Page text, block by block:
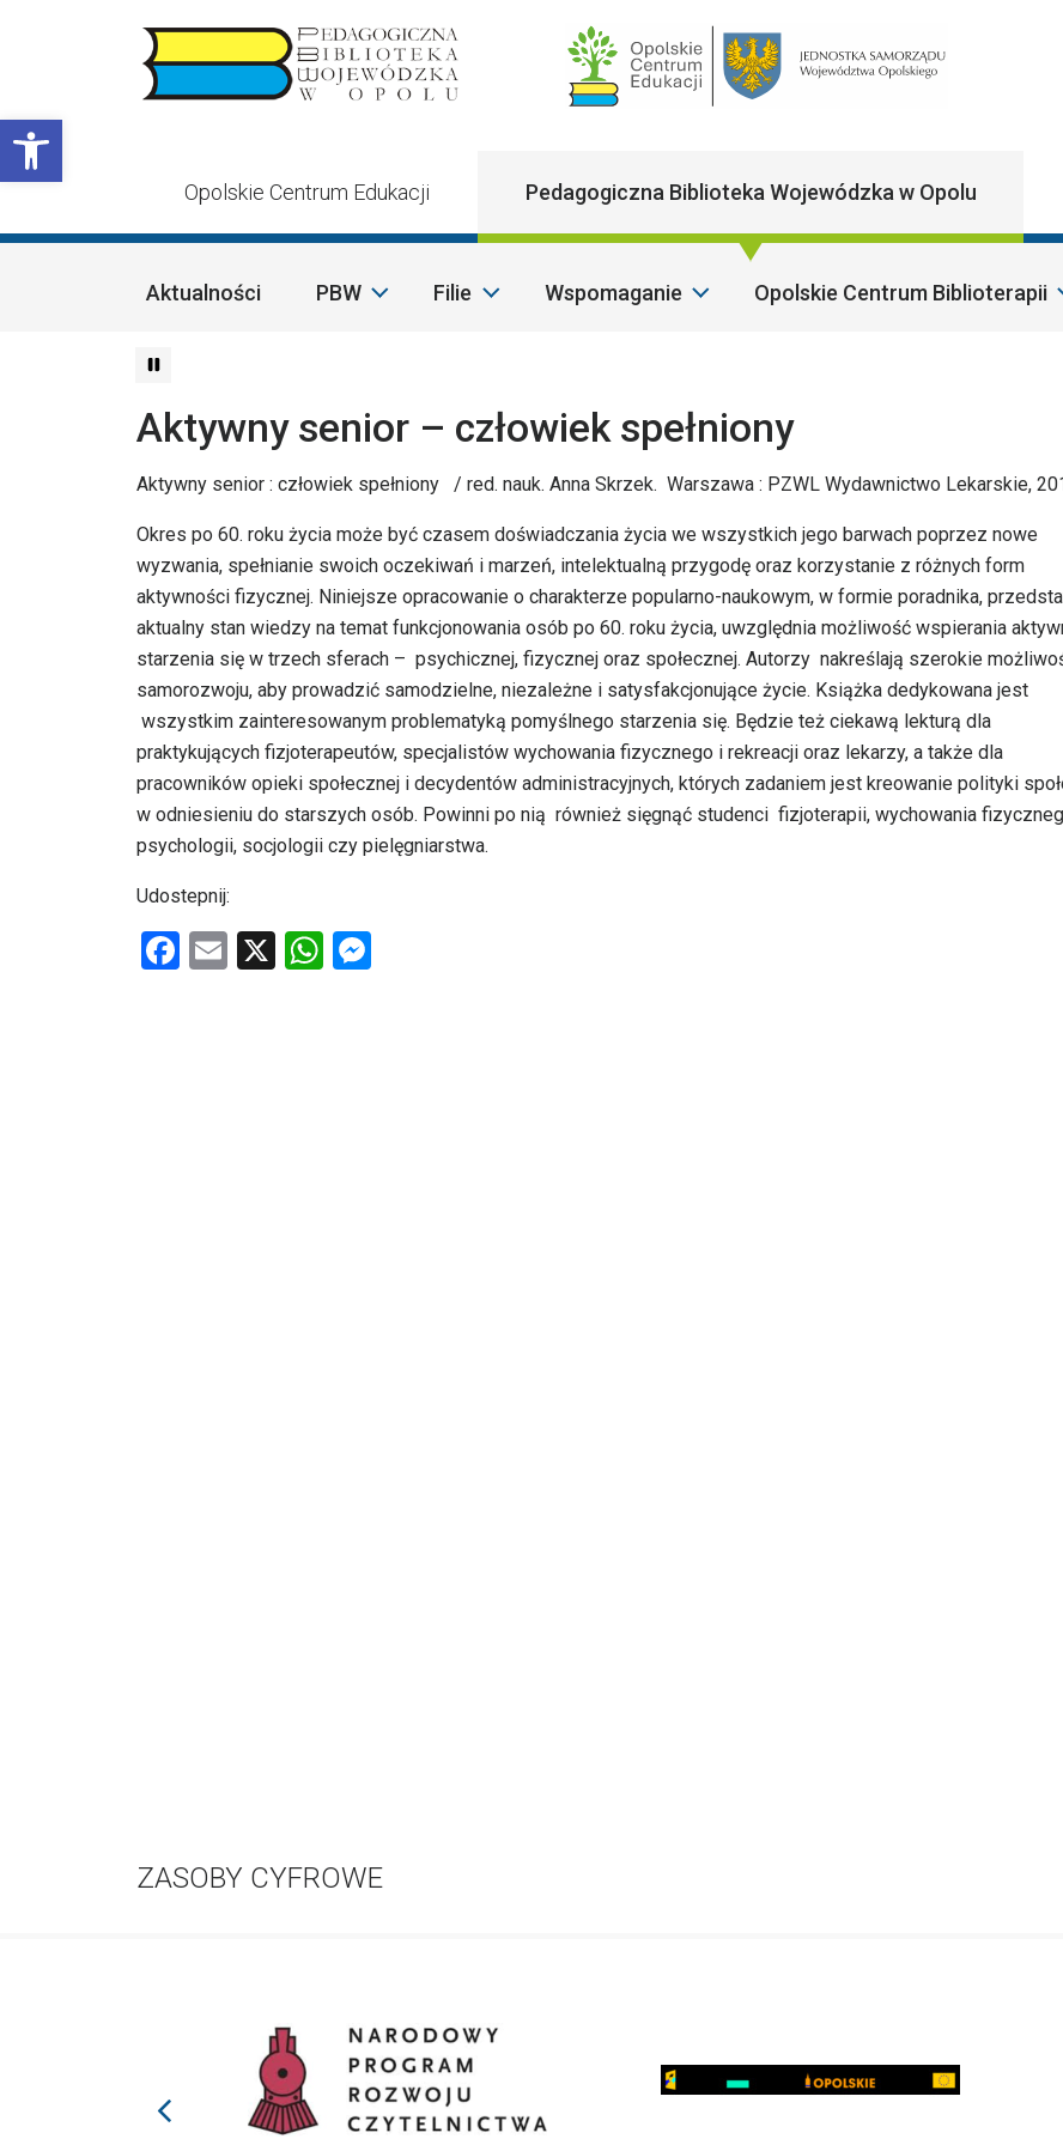
Otwórz pasek narzędzi
Main
Opolskie Centrum Edukacji Pedagogiczna Biblioteka Wojewódzka w Opolu
Aktualności PBW Filie Wspomaganie Opolskie Centrum Biblioterapii
Aktywny senior – człowiek spełniony
Aktywny senior : człowiek spełniony / red. nauk. Anna Skrzek. Warszawa : PZWL Wydawnictwo Lekarskie,
Okres po 60. roku życia może być czasem doświadczania życia we wszystkich jego barwach poprzez nowe
wyzwania, spełnianie swoich oczekiwań i marzeń, intelektualną przygodę oraz korzystanie z różnych form
aktywności fizycznej. Niniejsze opracowanie o charakterze popularno-naukowym, w formie poradnika,
aktualny stan wiedzy na temat funkcjonowania osób po 60. roku życia, uwzględnia możliwość wspierania
starzenia się w trzech sferach – psychicznej, fizycznej oraz społecznej. Autorzy nakreślają szerokie
samorozwoju, aby prowadzić samodzielne, niezależne i satysfakcjonujące życie. Książka dedykowana jest
wszystkim zainteresowanym problematyką pomyślnego starzenia się. Będzie też ciekawą lekturą dla
praktykujących fizjoterapeutów, specjalistów wychowania fizycznego i rekreacji oraz lekarzy, a także dla
pracowników opieki społecznej i decydentów administracyjnych, których zadaniem jest kreowanie polityki
w odniesieniu do starszych osób. Powinni po nią również sięgnąć studenci fizjoterapii, wychowania
psychologii, socjologii czy pielęgniarstwa.
Udostepnij:
F
E
X
W
ZASOBY CYFROWE
prev